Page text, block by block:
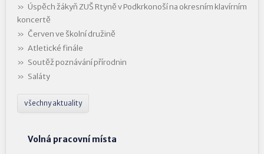
Úspěch žákyň ZUŠ Rtyně v Podkrkonoší na okresním klavírním
koncertě
Červen ve školní družině
Atletické finále
Soutěž poznávání přírodnin
Saláty
všechny aktuality
Volná pracovní místa